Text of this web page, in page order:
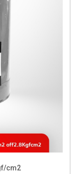
cm2